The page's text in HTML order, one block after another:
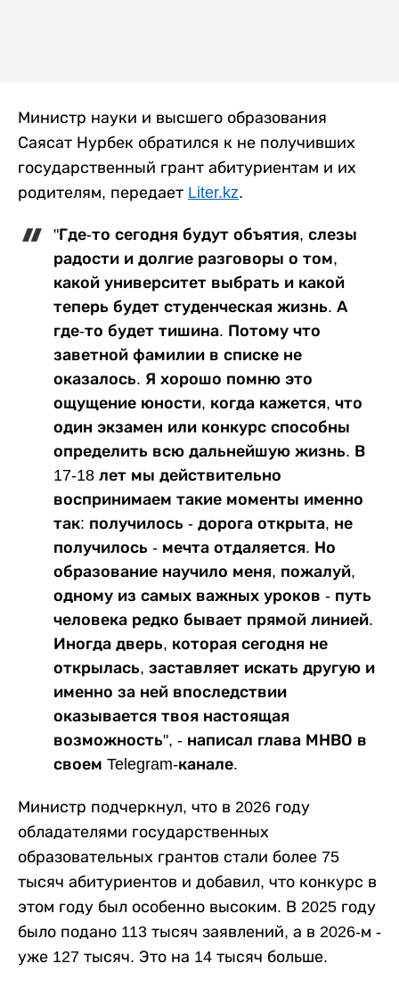
Министр науки и высшего образования
Саясат Нурбек обратился к не получивших
государственный грант абитуриентам и их
родителям, передает Liter.kz.
"Где-то сегодня будут объятия, слезы
радости и долгие разговоры о том,
какой университет выбрать и какой
теперь будет студенческая жизнь. А
где-то будет тишина. Потому что
заветной фамилии в списке не
оказалось. Я хорошо помню это
ощущение юности, когда кажется, что
один экзамен или конкурс способны
определить всю дальнейшую жизнь. В
17-18 лет мы действительно
воспринимаем такие моменты именно
так: получилось - дорога открыта, не
получилось - мечта отдаляется. Но
образование научило меня, пожалуй,
одному из самых важных уроков - путь
человека редко бывает прямой линией.
Иногда дверь, которая сегодня не
открылась, заставляет искать другую и
именно за ней впоследствии
оказывается твоя настоящая
возможность", - написал глава МНВО в
своем Telegram-канале.
Министр подчеркнул, что в 2026 году
обладателями государственных
образовательных грантов стали более 75
тысяч абитуриентов и добавил, что конкурс в
этом году был особенно высоким. В 2025 году
было подано 113 тысяч заявлений, а в 2026-м -
уже 127 тысяч. Это на 14 тысяч больше.